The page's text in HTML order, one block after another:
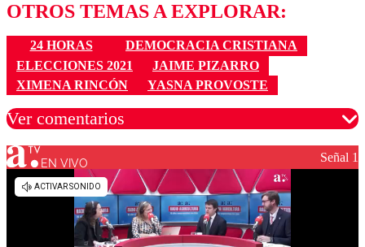
OTROS TEMAS A EXPLORAR:
24 HORAS
DEMOCRACIA CRISTIANA
ELECCIONES 2021
JAIME PIZARRO
XIMENA RINCÓN
YASNA PROVOSTE
Ver comentarios
Los comentarios son moderados para garantizar un
diálogo respetuoso.
EN VIVO Señal 1